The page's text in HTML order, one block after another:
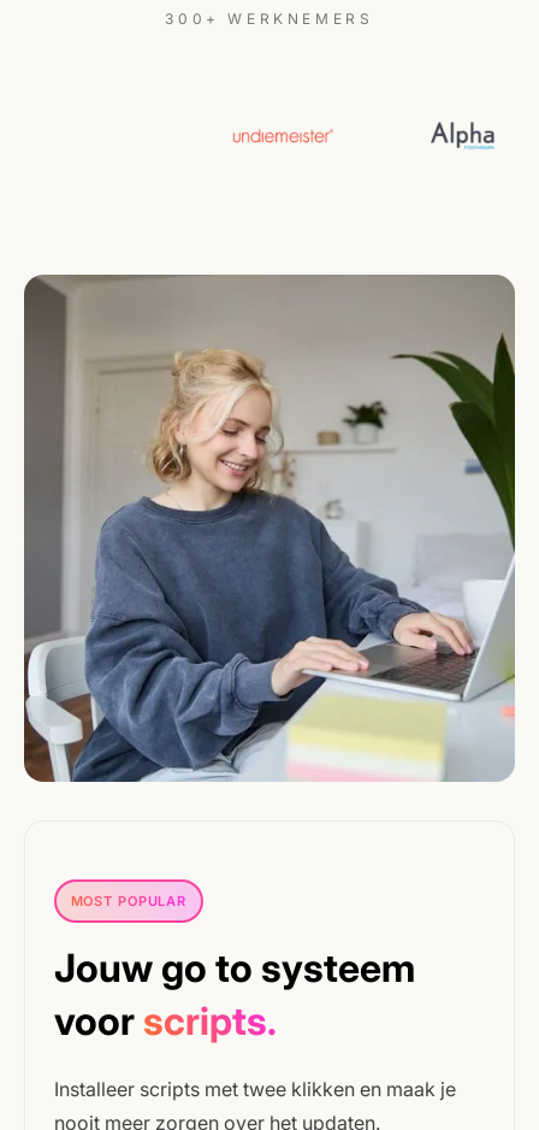
300+ WERKNEMERS
MOST POPULAR
Jouw go to systeem
voor scripts.
Installeer scripts met twee klikken en maak je
nooit meer zorgen over het updaten.